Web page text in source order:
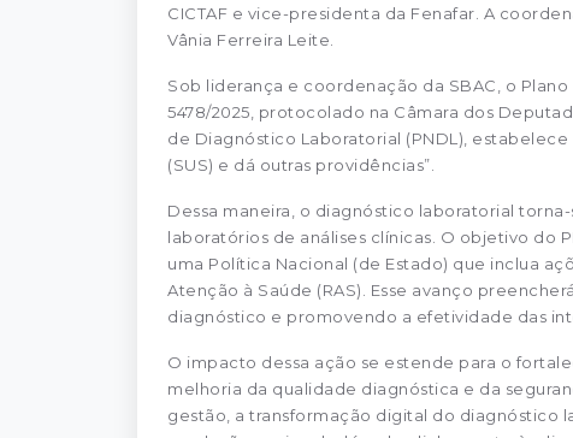
CICTAF e vice-presidenta da Fenafar. A
Vânia Ferreira Leite.
Sob liderança e coordenação da SBAC, o
5478/2025, protocolado na Câmara dos
de Diagnóstico Laboratorial (PNDL),
(SUS) e dá outras providências”.
Dessa maneira, o diagnóstico laboratorial
laboratórios de análises clínicas. O objetivo do
uma Política Nacional (de Estado) que inclua
Atenção à Saúde (RAS). Esse avanço
diagnóstico e promovendo a efetividade das
O impacto dessa ação se estende para o
melhoria da qualidade diagnóstica e da
gestão, a transformação digital do diagnóstico